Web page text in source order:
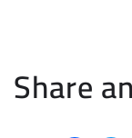
Share